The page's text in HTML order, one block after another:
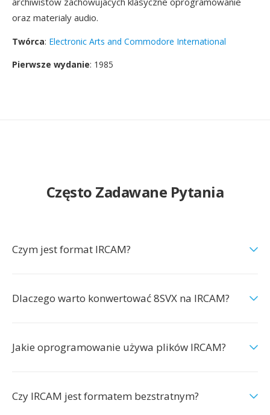
oraz materialy audio.
Twórca: Electronic Arts and Commodore International
Pierwsze wydanie: 1985
Często Zadawane Pytania
Czym jest format IRCAM?
Dlaczego warto konwertować 8SVX na IRCAM?
Jakie oprogramowanie używa plików IRCAM?
Czy IRCAM jest formatem bezstratnym?